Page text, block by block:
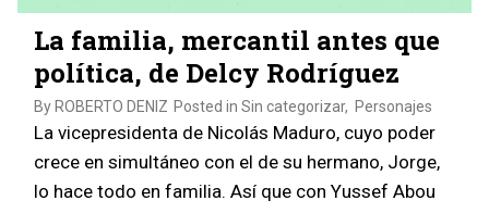
La familia, mercantil antes que
política, de Delcy Rodríguez
By ROBERTO DENIZ Posted in Sin categorizar, Personajes
La vicepresidenta de Nicolás Maduro, cuyo poder
crece en simultáneo con el de su hermano, Jorge,
lo hace todo en familia. Así que con Yussef Abou